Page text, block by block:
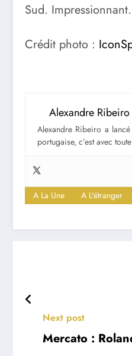
Sud. Impressionnant.
Crédit photo :
Alexandre Ribeiro
Alexandre Ribeiro a
portugaise, c’est avec
A La Une A L'étranger
Next post
Mercato :